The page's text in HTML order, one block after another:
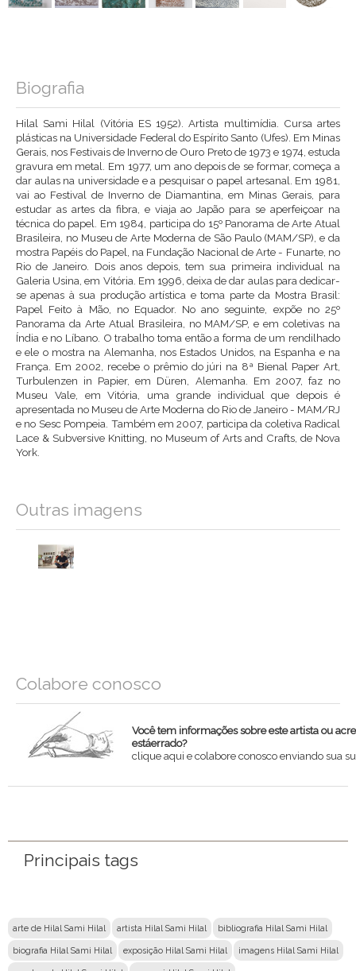
Biografia
Hilal Sami Hilal (Vitória ES 1952). Artista multimídia. Cursa artes
plásticas na Universidade Federal do Espírito Santo (Ufes). Em Minas
Gerais, nos Festivais de Inverno de Ouro Preto de 1973 e 1974, estuda
gravura em metal. Em 1977, um ano depois de se formar, começa a
dar aulas na universidade e a pesquisar o papel artesanal. Em 1981,
vai ao Festival de Inverno de Diamantina, em Minas Gerais, para
estudar as artes da fibra, e viaja ao Japão para se aperfeiçoar na
técnica do papel. Em 1984, participa do 15º Panorama de Arte Atual
Brasileira, no Museu de Arte Moderna de São Paulo (MAM/SP), e da
mostra Papéis do Papel, na Fundação Nacional de Arte - Funarte, no
Rio de Janeiro. Dois anos depois, tem sua primeira individual na
Galeria Usina, em Vitória. Em 1996, deixa de dar aulas para dedicar-
se apenas à sua produção artística e toma parte da Mostra Brasil:
Papel Feito à Mão, no Equador. No ano seguinte, expõe no 25º
Panorama da Arte Atual Brasileira, no MAM/SP, e em coletivas na
Índia e no Líbano. O trabalho toma então a forma de um rendilhado
e ele o mostra na Alemanha, nos Estados Unidos, na Espanha e na
França. Em 2002, recebe o prêmio do júri na 8ª Bienal Paper Art,
Turbulenzen in Papier, em Düren, Alemanha. Em 2007, faz no
Museu Vale, em Vitória, uma grande individual que depois é
apresentada no Museu de Arte Moderna do Rio de Janeiro - MAM/RJ
e no Sesc Pompeia. Também em 2007, participa da coletiva Radical
Lace & Subversive Knitting, no Museum of Arts and Crafts, de Nova
York.
Outras imagens
Colabore conosco
Você tem informações sobre este artista ou
estáerrado?
clique aqui e colabore conosco enviando sua
Principais tags
arte de Hilal Sami Hilal artista Hilal Sami Hilal bibliografia Hilal Sami Hilal
biografia Hilal Sami Hilal exposição Hilal Sami Hilal imagens Hilal Sami Hilal